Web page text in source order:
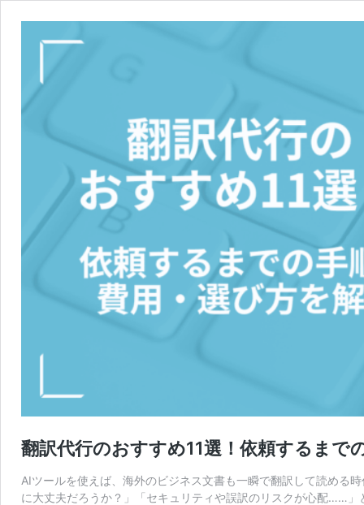
翻訳代行のおすすめ11選！依頼するまで
AIツールを使えば、海外のビジネス文書も一瞬で翻訳して読める
に大丈夫だろうか？」「セキュリティや誤訳のリスクが心配……